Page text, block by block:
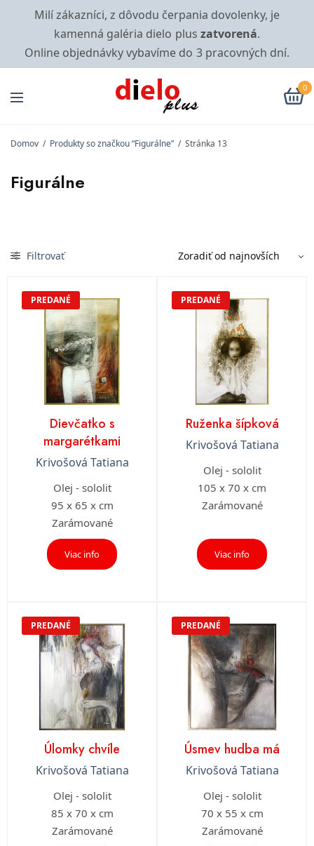
Milí zákazníci, z dôvodu čerpania dovolenky, je
kamenná galéria dielo plus zatvorená.
Online objednávky vybavíme do 3 pracovných dní.
0
Domov / Produkty so značkou “Figurálne” / Stránka 13
Figurálne
Filtrovať
PREDANÉ
Dievčatko s
margarétkami
Krivošová Tatiana
Olej - sololit
95 x 65 x cm
Zarámované
Viac info
PREDANÉ
Ruženka šípková
Krivošová Tatiana
Olej - sololit
105 x 70 x cm
Zarámované
Viac info
PREDANÉ
Úlomky chvíle
Krivošová Tatiana
Olej - sololit
85 x 70 x cm
Zarámované
PREDANÉ
Úsmev hudba má
Krivošová Tatiana
Olej - sololit
70 x 55 x cm
Zarámované